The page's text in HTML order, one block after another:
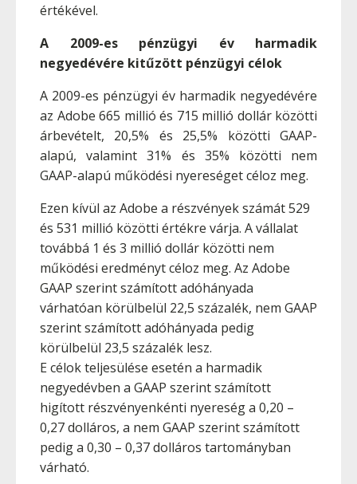
értékével.
A 2009-es pénzügyi év harmadik
negyedévére kitűzött pénzügyi célok
A 2009-es pénzügyi év harmadik negyedévére
az Adobe 665 millió és 715 millió dollár közötti
árbevételt, 20,5% és 25,5% közötti GAAP-
alapú, valamint 31% és 35% közötti nem
GAAP-alapú működési nyereséget céloz meg.
Ezen kívül az Adobe a részvények számát 529
és 531 millió közötti értékre várja. A vállalat
továbbá 1 és 3 millió dollár közötti nem
működési eredményt céloz meg. Az Adobe
GAAP szerint számított adóhányada
várhatóan körülbelül 22,5 százalék, nem GAAP
szerint számított adóhányada pedig
körülbelül 23,5 százalék lesz.
E célok teljesülése esetén a harmadik
negyedévben a GAAP szerint számított
higított részvényenkénti nyereség a 0,20 –
0,27 dolláros, a nem GAAP szerint számított
pedig a 0,30 – 0,37 dolláros tartományban
várható.